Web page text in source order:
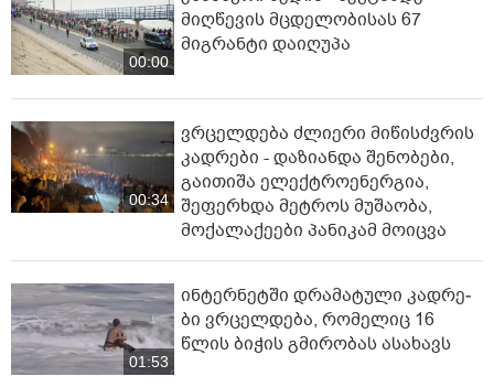
00:00
მიღწევის მცდელობისას 67
მიგრანტი დაიღუპა
00:34
ვრცელდება ძლიერი მიწისძვრის
კადრები - დაზიანდა შენობები,
გაითიშა ელექტროენერგია,
შეფერხდა მეტროს მუშაობა,
მოქალაქეები პანიკამ მოიცვა
01:53
ინ­ტერ­ნეტ­ში დრა­მა­ტუ­ლი კად­რე­
ბი ვრცელდება, რომელიც 16
წლის ბიჭის გმირობას ასახავს